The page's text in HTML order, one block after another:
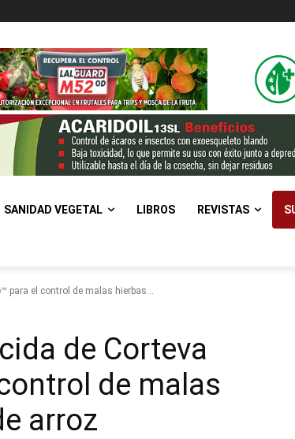
SANIDAD VEGETAL LIBROS REVISTAS
para el control de malas hierbas...
de Corteva
de malas
arroz